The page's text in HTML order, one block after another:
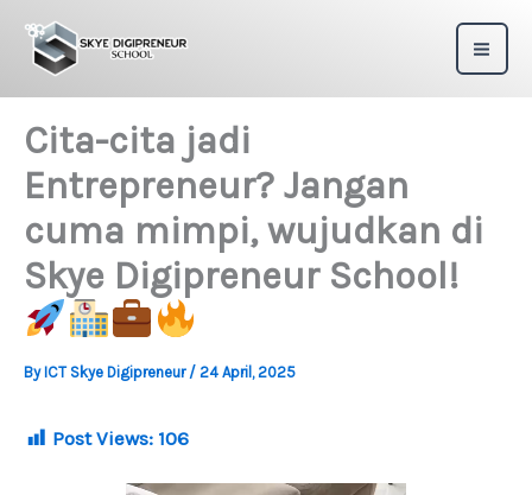
content
Cita-cita jadi
Entrepreneur? Jangan
cuma mimpi, wujudkan di
Skye Digipreneur School!
By ICT Skye Digipreneur / 24 April, 2025
Post Views: 106